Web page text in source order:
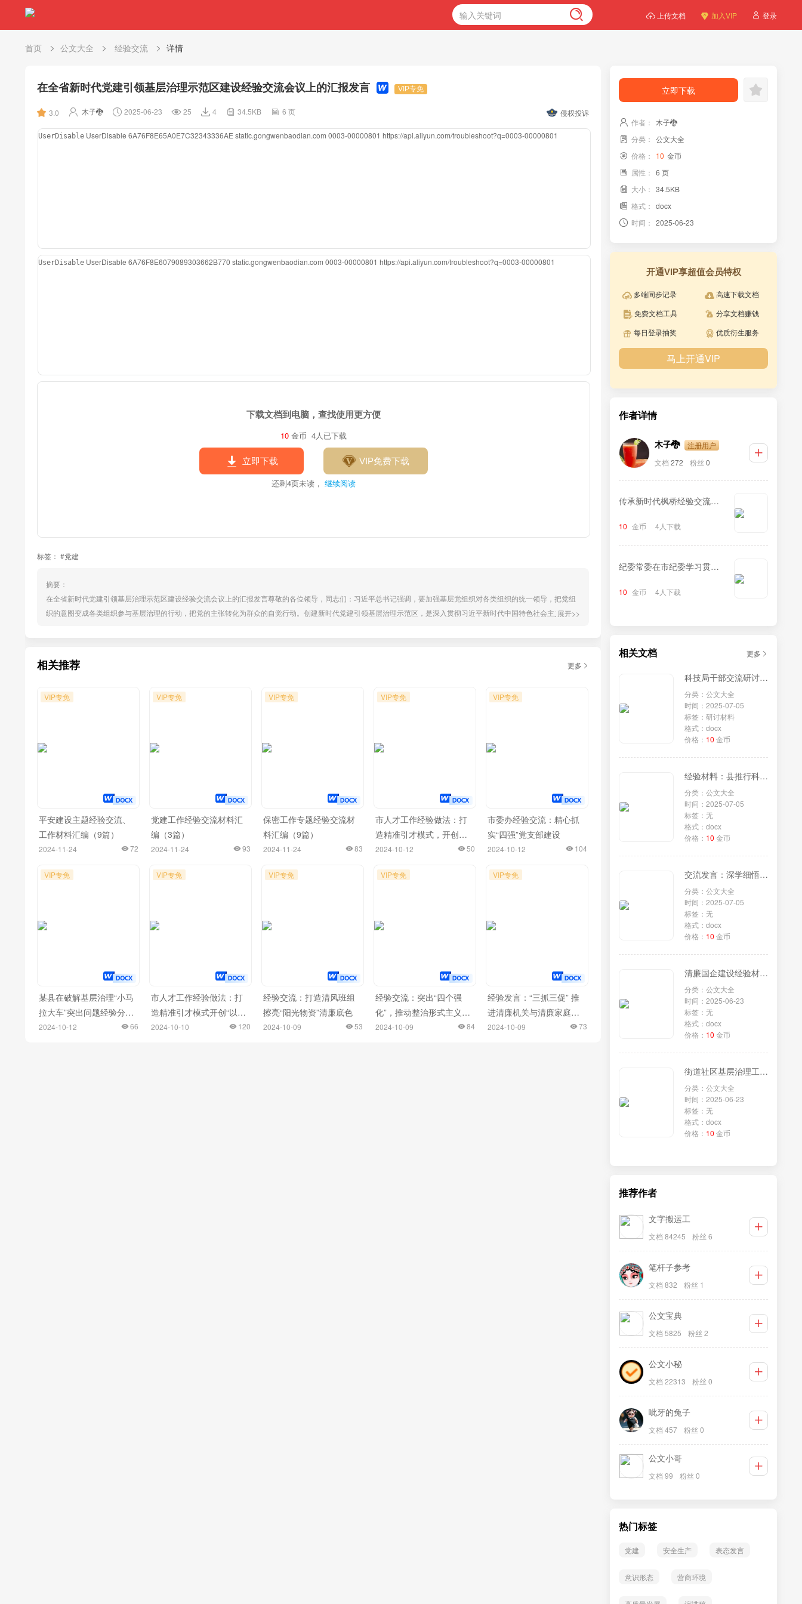
上传文档 加入VIP 登录
首页 公文大全 经验交流 详情
在全省新时代党建引领基层治理示范区建设经验交流会议上的汇报发言 VIP专免
3.0 木子🐉 2025-06-23 25 4 34.5KB 6 页 侵权投诉
UserDisable UserDisable 6A76F8E65A0E7C32343336AE static.gongwenbaodian.com 0003-00000801 https://api.aliyun.com/troubleshoot?q=0003-00000801
UserDisable UserDisable 6A76F8E6079089303662B770 static.gongwenbaodian.com 0003-00000801 https://api.aliyun.com/troubleshoot?q=0003-00000801
下载文档到电脑，查找使用更方便
10 金币 4人已下载
立即下载 VIP免费下载
还剩4页未读， 继续阅读
标签： #党建
摘要：
在全省新时代党建引领基层治理示范区建设经验交流会议上的汇报发言尊敬的各位领导，同志们：习近平总书记强调，要加强基层党组织对各类组织的统一领导，把党组
织的意图变成各类组织参与基层治理的行动，把党的主张转化为群众的自觉行动。创建新时代党建引领基层治理示范区，是深入贯彻习近平新时代中国特色社会主义思想
展开>>
相关推荐 更多
VIP专免
平安建设主题经验交流、
工作材料汇编（9篇）
2024-11-24 72
VIP专免
党建工作经验交流材料汇
编（3篇）
2024-11-24 93
VIP专免
保密工作专题经验交流材
料汇编（9篇）
2024-11-24 83
VIP专免
市人才工作经验做法：打
造精准引才模式，开创产
才互融新局面
2024-10-12 50
VIP专免
市委办经验交流：精心抓
实“四强”党支部建设
2024-10-12 104
VIP专免
某县在破解基层治理“小马
拉大车”突出问题经验分享
会上的发言
2024-10-12 66
VIP专免
市人才工作经验做法：打
造精准引才模式开创“以产
聚才、以才兴产、产才互
2024-10-10 120
VIP专免
经验交流：打造清风班组
擦亮“阳光物资”清廉底色
2024-10-09 53
VIP专免
经验交流：突出“四个强
化”，推动整治形式主义为
基层减负走深走实
2024-10-09 84
VIP专免
经验发言：“三抓三促” 推
进清廉机关与清廉家庭融
合共建
2024-10-09 73
立即下载
作者：
木子🐉
分类： 公文大全
价格：
10 金币
属性： 6 页
大小： 34.5KB
格式： docx
时间： 2025-06-23
开通VIP享超值会员特权
多端同步记录
高速下载文档
免费文档工具
分享文档赚钱
每日登录抽奖
优质衍生服务
马上开通VIP
作者详情
木子🐉
注册用户
文档 272 粉丝 0
传承新时代枫桥经验交流发
10 金币 4人下载
纪委常委在市纪委学习贯彻
施条例》研讨交流会上的发
10 金币 4人下载
相关文档 更多
科技局干部交流研讨材料
分类：公文大全
时间：2025-07-05
标签：研讨材料
格式：docx
价格： 10 金币
经验材料：县推行科技特派员制度+蹚出科技兴农新路
分类：公文大全
时间：2025-07-05
标签：无
格式：docx
价格： 10 金币
交流发言：深学细悟监察法条例，勇担纪检监察新使命
分类：公文大全
时间：2025-07-05
标签：无
格式：docx
价格： 10 金币
清廉国企建设经验材料汇编（10篇）
分类：公文大全
时间：2025-06-23
标签：无
格式：docx
价格： 10 金币
街道社区基层治理工作经验材料汇编（5篇）
分类：公文大全
时间：2025-06-23
标签：无
格式：docx
价格： 10 金币
推荐作者
文字搬运工
文档 84245 粉丝 6
笔杆子参考
文档 832 粉丝 1
公文宝典
文档 5825 粉丝 2
公文小秘
文档 22313 粉丝 0
呲牙的兔子
文档 457 粉丝 0
公文小哥
文档 99 粉丝 0
热门标签
党建 安全生产 表态发言
意识形态 营商环境